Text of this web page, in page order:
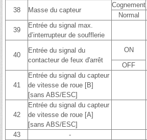
38
Masse du capteur
Cognement
Normal
39
Entrée du signal max.
d’interrupteur de soufflerie
40
Entrée du signal du
contacteur de feux d'arrêt
ON
OFF
41
Entrée du signal du capteur
de vitesse de roue [B]
[sans ABS/ESC]
42
Entrée du signal du capteur
de vitesse de roue [A]
[sans ABS/ESC]
43
-